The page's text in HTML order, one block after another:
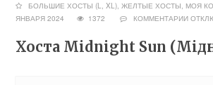
БОЛЬШИЕ ХОСТЫ (L, XL),ЖЕЛТЫЕ ХОСТЫ, МОЯ
ЯНВАРЯ 2024
1372 КОММЕНТАРИИ
Хоста Midnight Sun